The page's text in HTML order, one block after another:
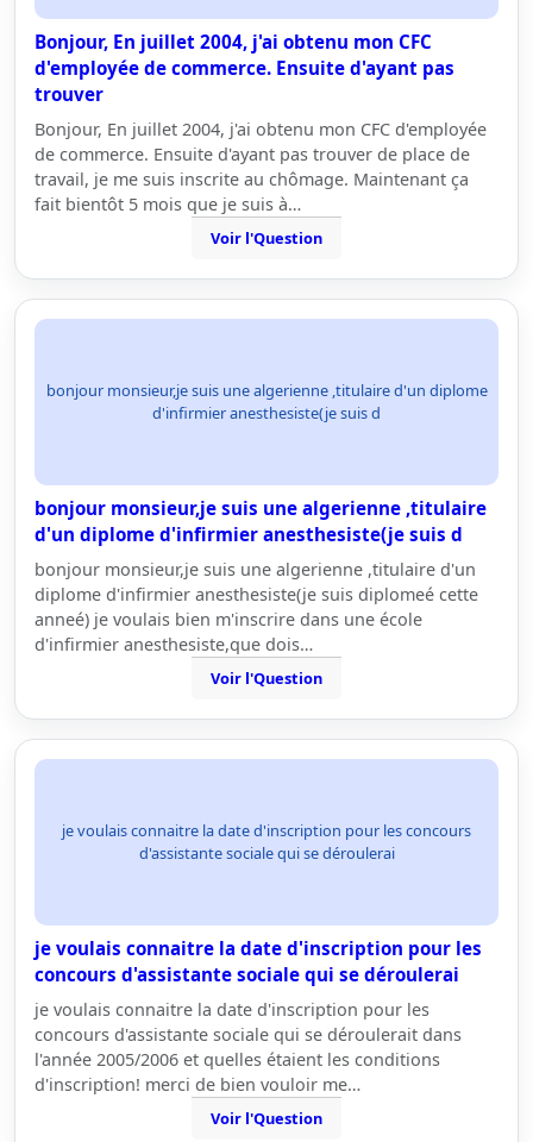
Bonjour, En juillet 2004, j'ai obtenu mon CFC
d'employée de commerce. Ensuite d'ayant pas
trouver
Bonjour, En juillet 2004, j'ai obtenu mon CFC d'employée
de commerce. Ensuite d'ayant pas trouver de place de
travail, je me suis inscrite au chômage. Maintenant ça
fait bientôt 5 mois que je suis à…
Voir l'Question
bonjour monsieur,je suis une algerienne ,titulaire d'un diplome
d'infirmier anesthesiste(je suis d
bonjour monsieur,je suis une algerienne ,titulaire
d'un diplome d'infirmier anesthesiste(je suis d
bonjour monsieur,je suis une algerienne ,titulaire d'un
diplome d'infirmier anesthesiste(je suis diplomeé cette
anneé) je voulais bien m'inscrire dans une école
d'infirmier anesthesiste,que dois…
Voir l'Question
je voulais connaitre la date d'inscription pour les concours
d'assistante sociale qui se déroulerai
je voulais connaitre la date d'inscription pour les
concours d'assistante sociale qui se déroulerai
je voulais connaitre la date d'inscription pour les
concours d'assistante sociale qui se déroulerait dans
l'année 2005/2006 et quelles étaient les conditions
d'inscription! merci de bien vouloir me…
Voir l'Question